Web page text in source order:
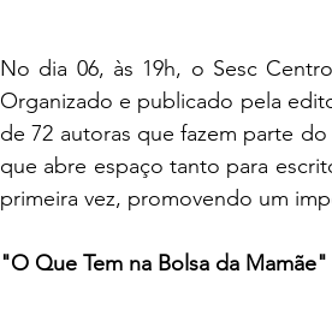
No dia 06, às 19h, o Sesc
Organizado e publicado pela
de 72 autoras que fazem parte
que abre espaço tanto para
primeira vez, promovendo um
"O Que Tem na Bolsa da